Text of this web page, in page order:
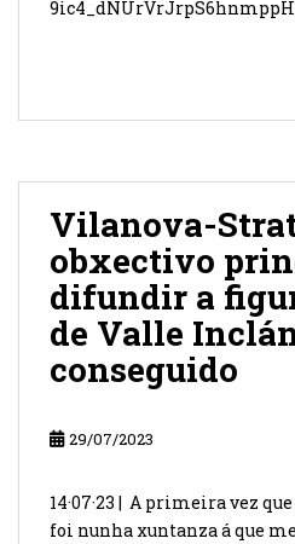
Vilanova-
obxectivo
difundir a
de Valle
conseguido
29/07/2023
14·07·23 | A primeira vez
foi nunha xuntanza á que